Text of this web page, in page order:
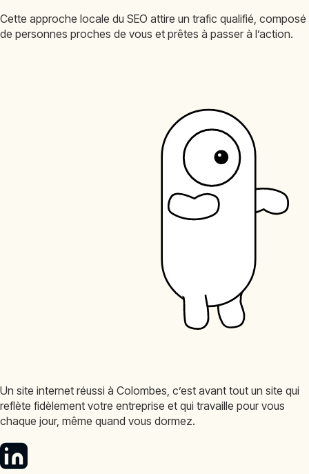
Cette approche locale du SEO attire un trafic qualifié, composé
de personnes proches de vous et prêtes à passer à l’action.
Un site internet réussi à Colombes, c’est avant tout un site qui
reflète fidèlement votre entreprise et qui travaille pour vous
chaque jour, même quand vous dormez.